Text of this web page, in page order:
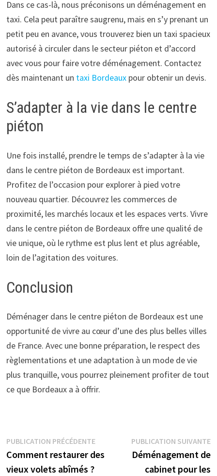
Dans ce cas-là, nous préconisons un déménagement en
taxi. Cela peut paraître saugrenu, mais en s’y prenant un
petit peu en avance, vous trouverez bien un taxi spacieux
autorisé à circuler dans le secteur piéton et d’accord
avec vous pour faire votre déménagement. Contactez
dès maintenant un taxi Bordeauxpour obtenir un devis.
S’adapter à la vie dans le centre
piéton
Une fois installé, prendre le temps de s’adapter à la vie
dans le centre piéton de Bordeaux est important.
Profitez de l’occasion pour explorer à pied votre
nouveau quartier. Découvrez les commerces de
proximité, les marchés locaux et les espaces verts. Vivre
dans le centre piéton de Bordeaux offre une qualité de
vie unique, où le rythme est plus lent et plus agréable,
loin de l’agitation des voitures.
Conclusion
Déménager dans le centre piéton de Bordeaux est une
opportunité de vivre au cœur d’une des plus belles villes
de France. Avec une bonne préparation, le respect des
règlementations et une adaptation à un mode de vie
plus tranquille, vous pourrez pleinement profiter de tout
ce que Bordeaux a à offrir.
Navigation
de
PUBLICATION PRÉCÉDENTEPublication
précédente :
Comment restaurer des
vieux volets abîmés ?
PUBLICATION SUIVANTE
Déménagement de
cabinet pour les